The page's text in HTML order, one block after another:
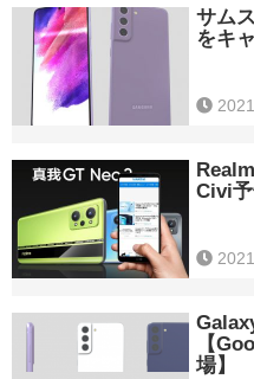
サム
をキ
Civi予
【
場】